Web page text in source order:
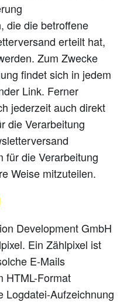
die die betroffene
erteilt hat,
Zum Zwecke
findet sich in jedem
Link. Ferner
jederzeit auch direkt
die Verarbeitung
für die Verarbeitung
Weise mitzuteilen.
Development GmbH
Ein Zählpixel ist
E-Mails
HTML-Format
Logdatei-Aufzeichnung